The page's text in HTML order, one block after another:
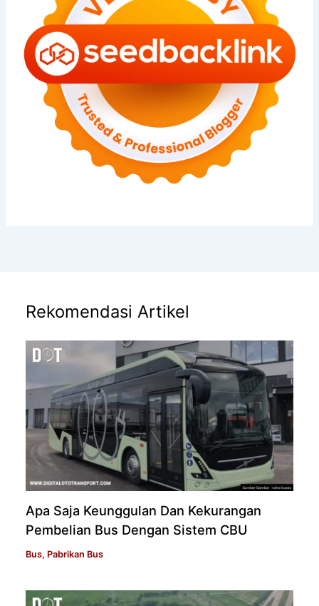
Rekomendasi Artikel
Apa Saja Keunggulan Dan Kekurangan
Pembelian Bus Dengan Sistem CBU
Bus, Pabrikan Bus